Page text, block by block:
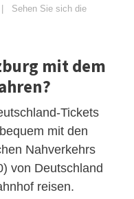
Sehen Sie sich die
mit dem
Tickets
mit den
Nahverkehrs
von Deutschland
reisen.